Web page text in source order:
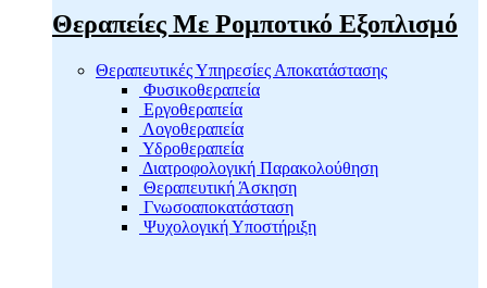
Θεραπείες Με Ρομποτικό Εξοπλισμό
Θεραπευτικές Υπηρεσίες Αποκατάστασης
Φυσικοθεραπεία
Εργοθεραπεία
Λογοθεραπεία
Υδροθεραπεία
Διατροφολογική Παρακολούθηση
Θεραπευτική Άσκηση
Γνωσοαποκατάσταση
Ψυχολογική Υποστήριξη